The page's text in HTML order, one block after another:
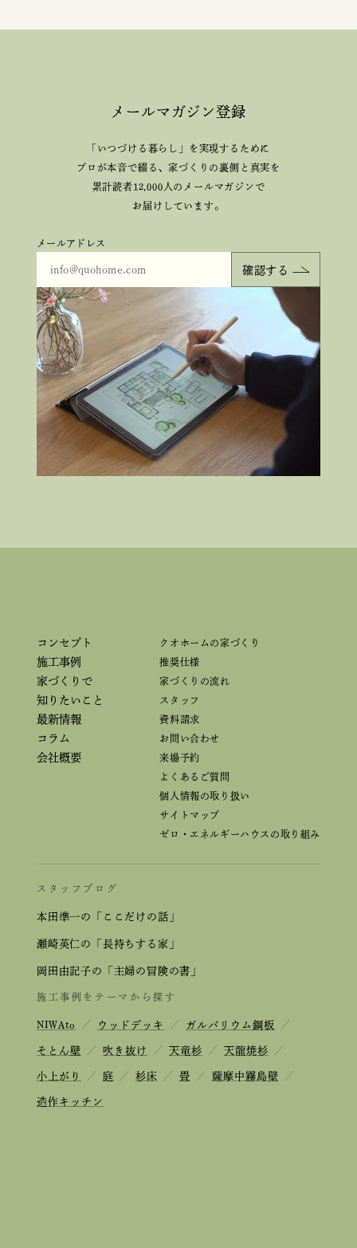
メールマガジン登録
「いつづける暮らし」を実現するために
プロが本音で綴る、家づくりの裏側と真実を
累計読者12,000人のメールマガジンで
お届けしています。
メールアドレス
コンセプト
施工事例
家づくりで
知りたいこと
最新情報
コラム
会社概要
クオホームの家づくり
推奨仕様
家づくりの流れ
スタッフ
資料請求
お問い合わせ
来場予約
よくあるご質問
個人情報の取り扱い
サイトマップ
ゼロ・エネルギーハウスの取り組み
スタッフブログ
本田準一の「ここだけの話」
瀬崎英仁の「長持ちする家」
岡田由記子の「主婦の冒険の書」
施工事例をテーマから探す
NIWAto ／ ウッドデッキ ／ ガルバリウム鋼板 ／
そとん壁 ／ 吹き抜け ／ 天竜杉 ／ 天龍焼杉 ／
小上がり ／ 庭 ／ 杉床 ／ 畳 ／ 薩摩中霧島壁 ／
造作キッチン